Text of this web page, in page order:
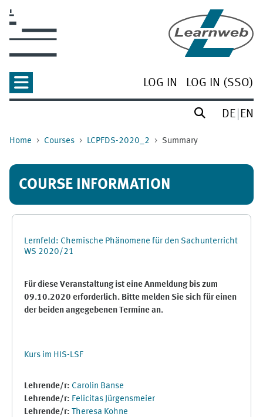
LOG IN LOG IN (SSO)
DE EN
Home Courses LCPFDS-2020_2 Summary
COURSE INFORMATION
Lernfeld: Chemische Phänomene für den Sachunterricht
WS 2020/21
Für diese Veranstaltung ist eine Anmeldung bis zum
09.10.2020 erforderlich. Bitte melden Sie sich für einen
der beiden angegebenen Termine an.
Kurs im HIS-LSF
Lehrende/r: Carolin Banse
Lehrende/r: Felicitas Jürgensmeier
Lehrende/r: Theresa Kohne